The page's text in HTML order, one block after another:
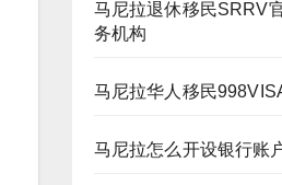
马尼拉退休移民SRRV
务机构
马尼拉华人移民
马尼拉怎么开设银行账